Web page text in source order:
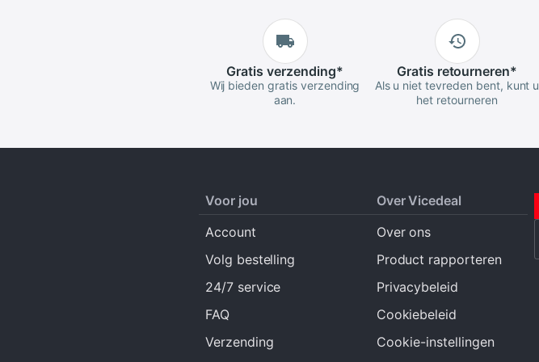
Gratis verzending*
Wij bieden gratis verzending
aan.
Gratis retourneren*
Als u niet tevreden bent, kunt u
het retourneren
Voor jou
Account
Volg bestelling
24/7 service
FAQ
Verzending
Over Vicedeal
Over ons
Product rapporteren
Privacybeleid
Cookiebeleid
Cookie-instellingen